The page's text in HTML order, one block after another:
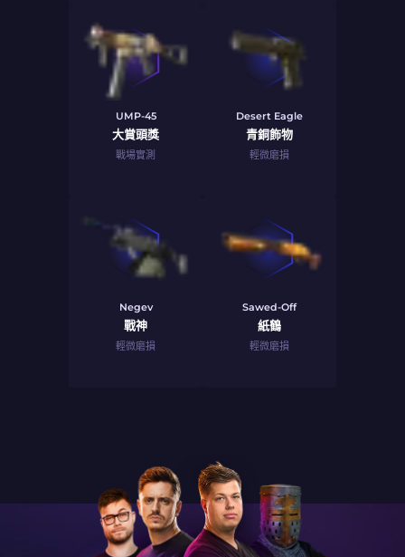
UMP-45
大賞頭獎
戰場實測
Desert Eagle
青銅飾物
輕微磨損
Negev
戰神
輕微磨損
Sawed-Off
紙鶴
輕微磨損